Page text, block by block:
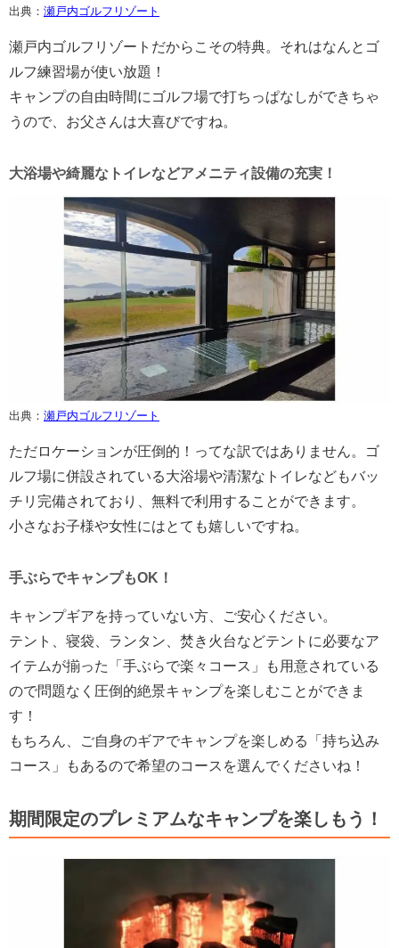
出典： 瀬戸内ゴルフリゾート
瀬戸内ゴルフリゾートだからこその特典。それはなんとゴ
ルフ練習場が使い放題！
キャンプの自由時間にゴルフ場で打ちっぱなしができちゃ
うので、お父さんは大喜びですね。
大浴場や綺麗なトイレなどアメニティ設備の充実！
出典： 瀬戸内ゴルフリゾート
ただロケーションが圧倒的！ってな訳ではありません。ゴ
ルフ場に併設されている大浴場や清潔なトイレなどもバッ
チリ完備されており、無料で利用することができます。
小さなお子様や女性にはとても嬉しいですね。
手ぶらでキャンプもOK！
キャンプギアを持っていない方、ご安心ください。
テント、寝袋、ランタン、焚き火台などテントに必要なア
イテムが揃った「手ぶらで楽々コース」も用意されている
ので問題なく圧倒的絶景キャンプを楽しむことができま
す！
もちろん、ご自身のギアでキャンプを楽しめる「持ち込み
コース」もあるので希望のコースを選んでくださいね！
期間限定のプレミアムなキャンプを楽しもう！